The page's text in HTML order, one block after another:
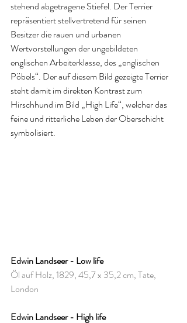
stehend abgetragene Stiefel. Der Terrier
repräsentiert stellvertretend für seinen
Besitzer die rauen und urbanen
Wertvorstellungen der ungebildeten
englischen Arbeiterklasse, des „englischen
Pöbels“. Der auf diesem Bild gezeigte Terrier
steht damit im direkten Kontrast zum
Hirschhund im Bild „High Life“, welcher das
feine und ritterliche Leben der Oberschicht
symbolisiert.
Edwin Landseer - Low life
Öl auf Holz, 1829, 45,7 x 35,2 cm, Tate,
London
Edwin Landseer - High life